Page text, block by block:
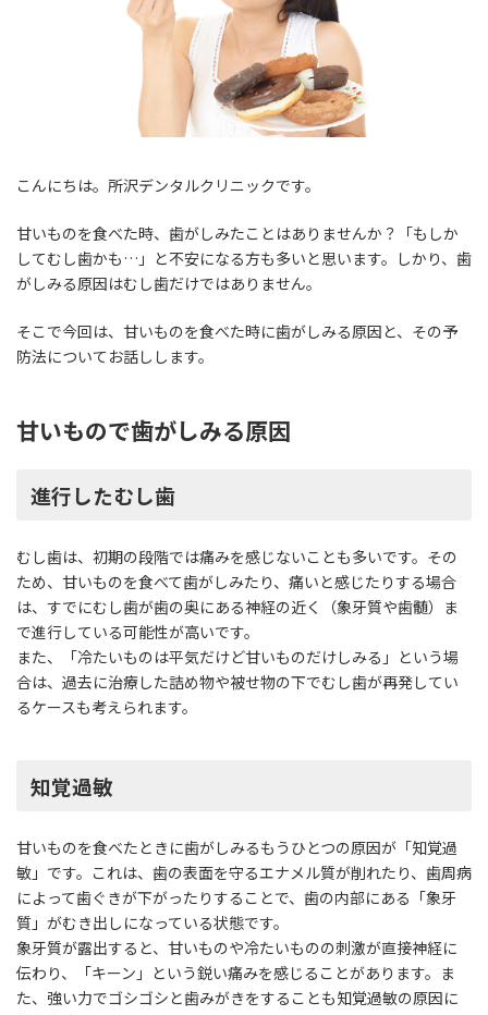
こんにちは。所沢デンタルクリニックです。
甘いものを食べた時、歯がしみたことはありませんか？「もしか
してむし歯かも…」と不安になる方も多いと思います。しかり、歯
がしみる原因はむし歯だけではありません。
そこで今回は、甘いものを食べた時に歯がしみる原因と、その予
防法についてお話しします。
甘いもので歯がしみる原因
進行したむし歯
むし歯は、初期の段階では痛みを感じないことも多いです。その
ため、甘いものを食べて歯がしみたり、痛いと感じたりする場合
は、すでにむし歯が歯の奥にある神経の近く（象牙質や歯髄）ま
で進行している可能性が高いです。
また、「冷たいものは平気だけど甘いものだけしみる」という場
合は、過去に治療した詰め物や被せ物の下でむし歯が再発してい
るケースも考えられます。
知覚過敏
甘いものを食べたときに歯がしみるもうひとつの原因が「知覚過
敏」です。これは、歯の表面を守るエナメル質が削れたり、歯周病
によって歯ぐきが下がったりすることで、歯の内部にある「象牙
質」がむき出しになっている状態です。
象牙質が露出すると、甘いものや冷たいものの刺激が直接神経に
伝わり、「キーン」という鋭い痛みを感じることがあります。ま
た、強い力でゴシゴシと歯みがきをすることも知覚過敏の原因に